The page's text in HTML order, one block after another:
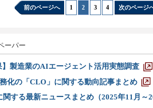
前のページへ 1 2 3 4 次のページ
ーパー
】製造業のAIエージェント活用実態調査
化の「CLO」に関する動向記事まとめ
する最新ニュースまとめ（2025年11月～